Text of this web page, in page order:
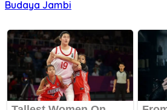
Budaya Jambi